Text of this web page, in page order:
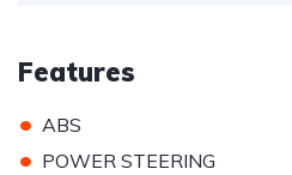
Features
• ABS
• POWER STEERING